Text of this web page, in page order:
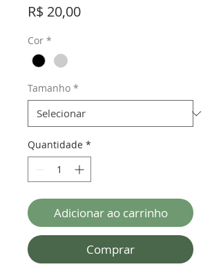
R$ 20,00Preço
Cor *
Tamanho *
Quantidade *
Adicionar ao carrinho
Comprar